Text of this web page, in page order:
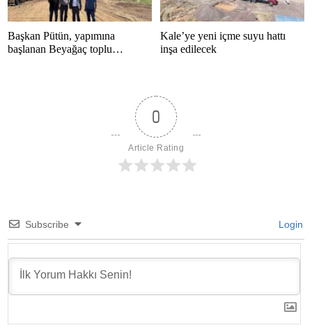
Başkan Pütün, yapımına
başlanan Beyağaç toplu
Kale’ye yeni içme suyu hattı
inşa edilecek
0
Article Rating
Subscribe Login